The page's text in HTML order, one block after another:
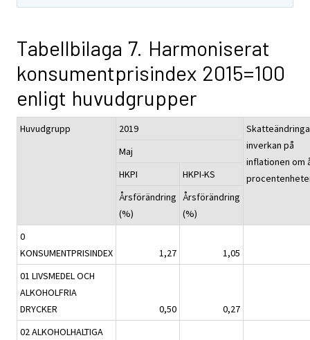
Tabellbilaga 7. Harmoniserat
konsumentprisindex 2015=100
enligt huvudgrupper
Huvudgrupp 2019
inverkan på
inflationen om
Maj
HKPI
HKPI-KS
Årsförändring
(%)
Årsförändring
(%)
0
KONSUMENTPRISINDEX
1,27
1,05
01 LIVSMEDEL OCH
ALKOHOLFRIA
DRYCKER
0,50
0,27
02 ALKOHOLHALTIGA